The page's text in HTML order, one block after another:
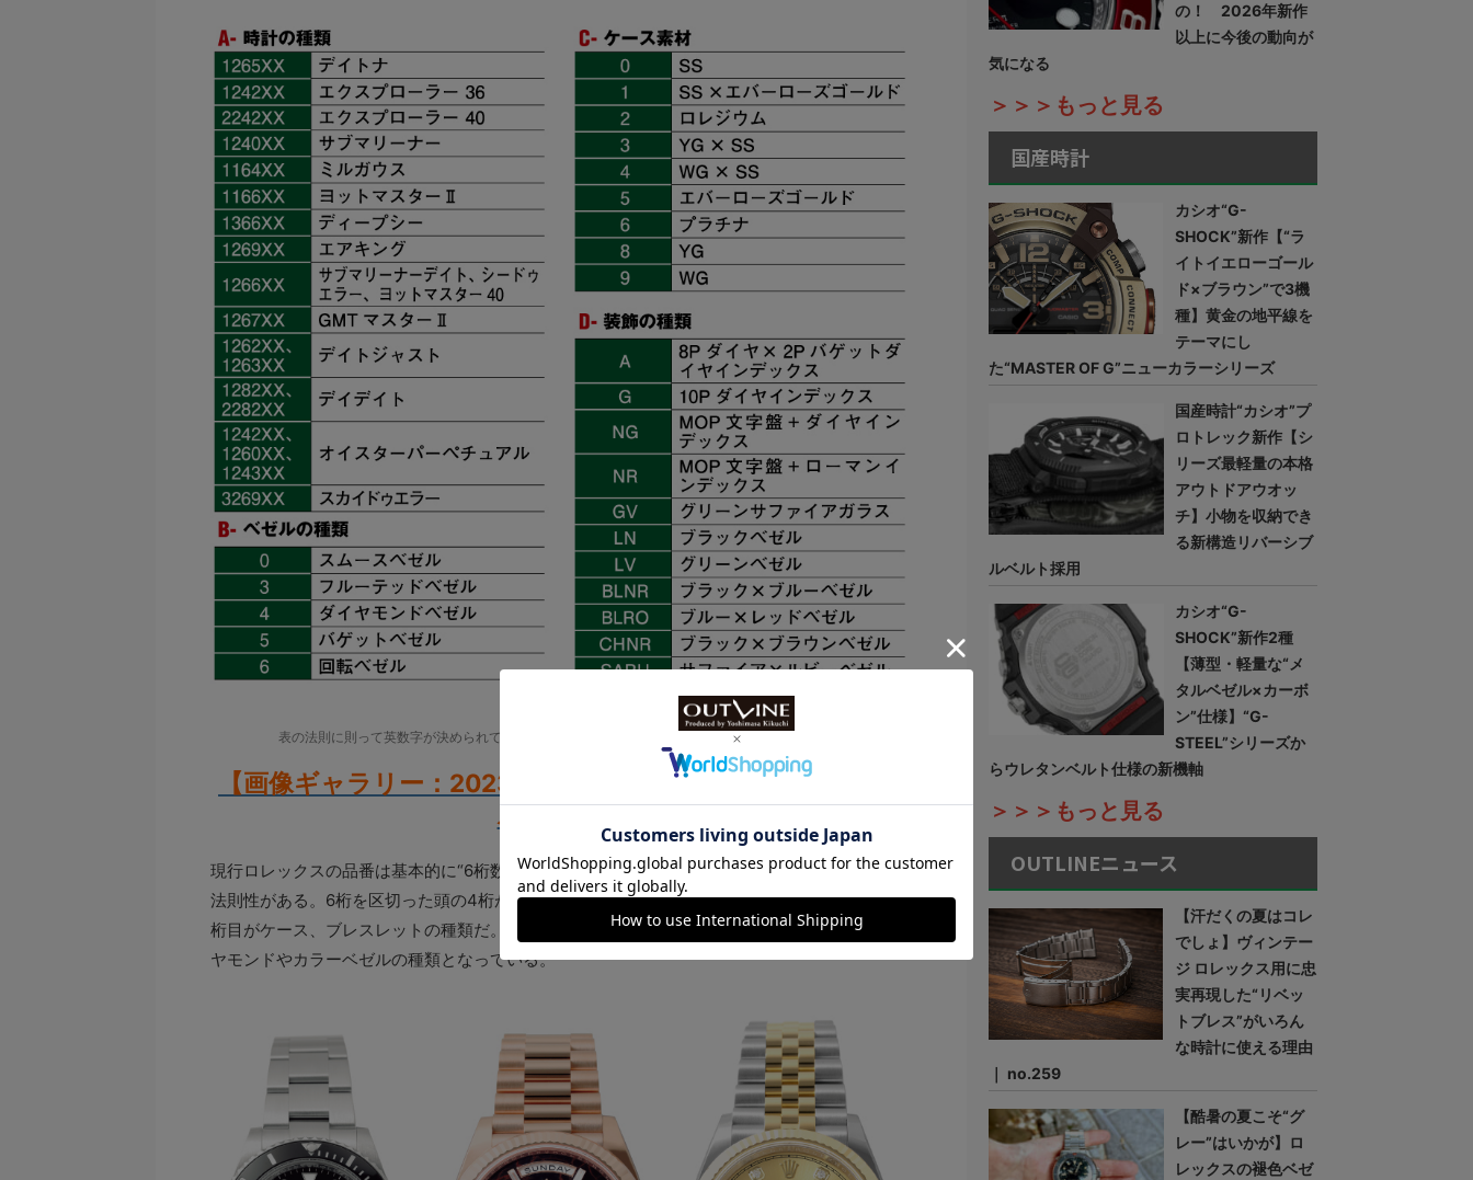
表の法則に則って英数字が決められており、モデルの特徴がわかる（ここでは一部を紹介する）
【画像ギャラリー：2023年新作モデルのレファレンスナン
バーは？】
現行ロレックスの品番は基本的に“6桁数字+アルファベット”で構成され、この組み合わせには
法則性がある。6桁を区切った頭の4桁がコレクションの種類、5桁目がベゼルの種類、最後の6
桁目がケース、ブレスレットの種類だ。さらに数字の後ろに記載されるアルファベットはダイ
ヤモンドやカラーベゼルの種類となっている。
の！ 2026年新作
以上に今後の動向が
気になる
＞＞＞もっと見る
国産時計
カシオ“G-
SHOCK”新作【“ラ
イトイエローゴール
ド×ブラウン”で3機
種】黄金の地平線を
テーマにし
た“MASTER OF G”ニューカラーシリーズ
国産時計“カシオ”プ
ロトレック新作【シ
リーズ最軽量の本格
アウトドアウオッ
チ】小物を収納でき
る新構造リバーシブ
ルベルト採用
カシオ“G-
SHOCK”新作2種
【薄型・軽量な“メ
タルベゼル×カーボ
ン”仕様】“G-
STEEL”シリーズか
らウレタンベルト仕様の新機軸
＞＞＞もっと見る
OUTLINEニュース
【汗だくの夏はコレ
でしょ】ヴィンテー
ジ ロレックス用に忠
実再現した“リベッ
トブレス”がいろん
な時計に使える理由
｜ no.259
【酷暑の夏こそ“グ
レー”はいかが】ロ
レックスの褪色ベゼ